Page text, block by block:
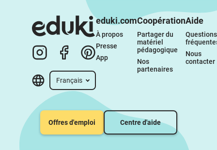
Français
eduki.com
À propos
Presse
App
Coopération
Partager du
matériel
pédagogique
Nos
partenaires
Aide
Questions
Nous
contacter
Offres d'emploi Centre d'aide